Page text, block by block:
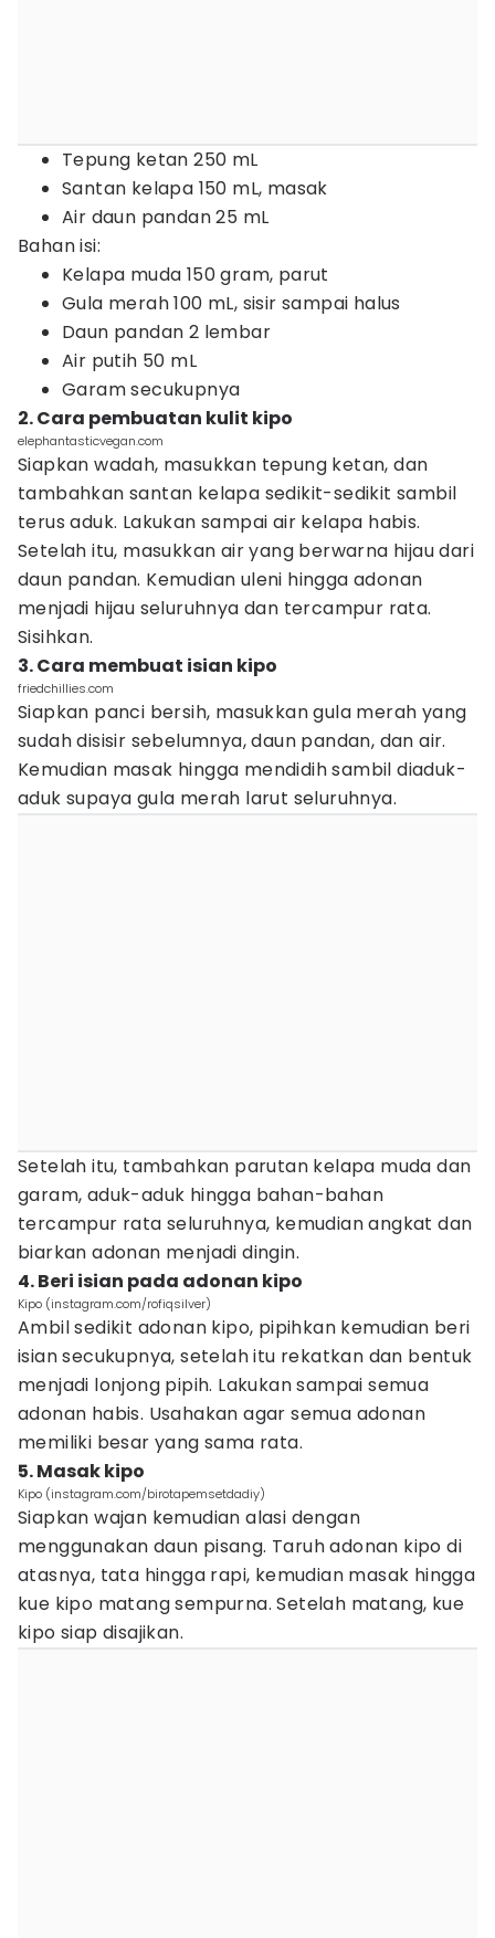
Tepung ketan 250 mL
Santan kelapa 150 mL, masak
Air daun pandan 25 mL
Bahan isi:
Kelapa muda 150 gram, parut
Gula merah 100 mL, sisir sampai halus
Daun pandan 2 lembar
Air putih 50 mL
Garam secukupnya
2. Cara pembuatan kulit kipo
elephantasticvegan.com
Siapkan wadah, masukkan tepung ketan, dan
tambahkan santan kelapa sedikit-sedikit sambil
terus aduk. Lakukan sampai air kelapa habis.
Setelah itu, masukkan air yang berwarna hijau dari
daun pandan. Kemudian uleni hingga adonan
menjadi hijau seluruhnya dan tercampur rata.
Sisihkan.
3. Cara membuat isian kipo
friedchillies.com
Siapkan panci bersih, masukkan gula merah yang
sudah disisir sebelumnya, daun pandan, dan air.
Kemudian masak hingga mendidih sambil diaduk-
aduk supaya gula merah larut seluruhnya.
Setelah itu, tambahkan parutan kelapa muda dan
garam, aduk-aduk hingga bahan-bahan
tercampur rata seluruhnya, kemudian angkat dan
biarkan adonan menjadi dingin.
4. Beri isian pada adonan kipo
Kipo (instagram.com/rofiqsilver)
Ambil sedikit adonan kipo, pipihkan kemudian beri
isian secukupnya, setelah itu rekatkan dan bentuk
menjadi lonjong pipih. Lakukan sampai semua
adonan habis. Usahakan agar semua adonan
memiliki besar yang sama rata.
5. Masak kipo
Kipo (instagram.com/birotapemsetdadiy)
Siapkan wajan kemudian alasi dengan
menggunakan daun pisang. Taruh adonan kipo di
atasnya, tata hingga rapi, kemudian masak hingga
kue kipo matang sempurna. Setelah matang, kue
kipo siap disajikan.